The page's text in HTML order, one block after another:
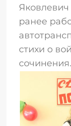
ранее
стихи о
сочинения.